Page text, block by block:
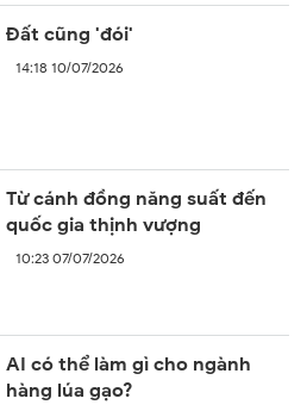
Đất cũng 'đói'
14:18 10/07/2026
Từ cánh đồng năng suất đến
quốc gia thịnh vượng
10:23 07/07/2026
AI có thể làm gì cho ngành
hàng lúa gạo?